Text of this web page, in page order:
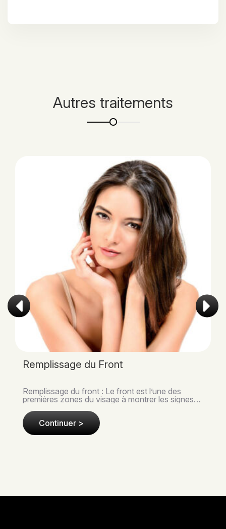
Autres traitements
Remplissage des Tempes
Remplissage des Tempes : Maintenir des
proportions idéales dans l'esthétique du visage
et non seuleme..
Continuer >